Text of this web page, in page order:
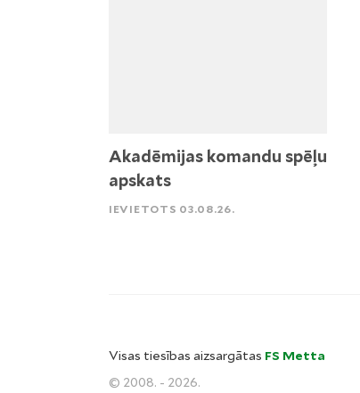
Akadēmijas komandu spēļu
apskats
IEVIETOTS 03.08.26.
Visas tiesības aizsargātas FS Metta
© 2008. - 2026.